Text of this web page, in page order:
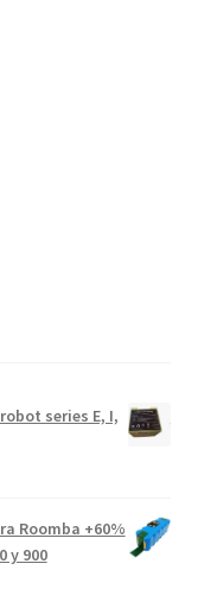
series E, I,
Roomba +60%
y 900